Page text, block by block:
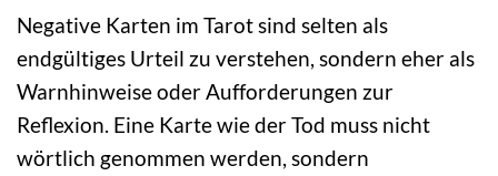
Negative Karten im Tarot sind selten als
endgültiges Urteil zu verstehen, sondern eher als
Warnhinweise oder Aufforderungen zur
Reflexion. Eine Karte wie der Tod muss nicht
wörtlich genommen werden, sondern